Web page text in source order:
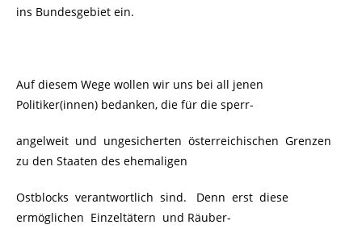
ins Bundesgebiet ein.
Auf diesem Wege wollen wir uns bei all jenen
Politiker(innen) bedanken, die für die sperr-
angelweit und ungesicherten österreichischen Grenzen
zu den Staaten des ehemaligen
Ostblocks verantwortlich sind. Denn erst diese
ermöglichen Einzeltätern und Räuber-